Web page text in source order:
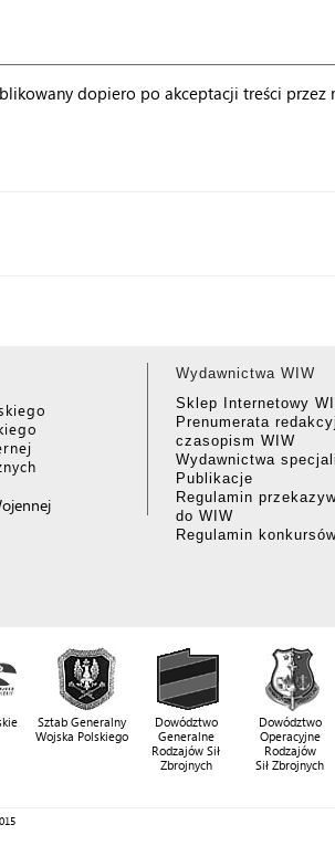
dopiero po akceptacji treści przez
Wydawnictwa WIW
Sklep Internetowy
Prenumerata
czasopism WIW
Wydawnictwa
Publikacje
Regulamin
do WIW
Regulamin
Sztab Generalny
Wojska Polskiego
Dowództwo
Generalne
Rodzajów Sił
Zbrojnych
Dowództwo
Operacyjne
Rodzajów
Sił Zbrojnych